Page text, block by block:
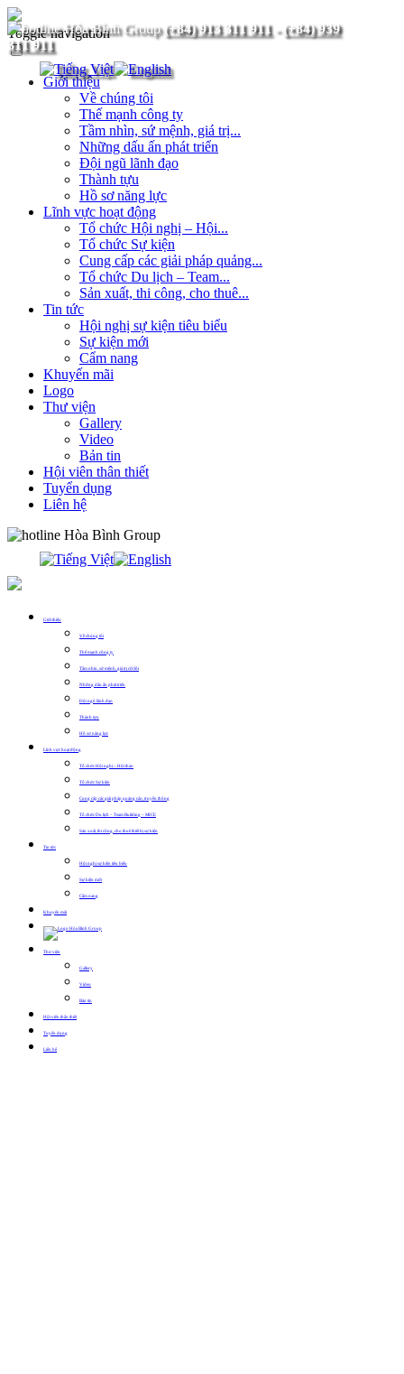
(+84) 913 311 911- (+84) 939
311 911
Toggle navigation
Giới thiệu
Về chúng tôi
Thế mạnh công ty
Tầm nhìn, sứ mệnh, giá trị...
Những dấu ấn phát triển
Đội ngũ lãnh đạo
Thành tựu
Hồ sơ năng lực
Lĩnh vực hoạt động
Tổ chức Hội nghị – Hội...
Tổ chức Sự kiện
Cung cấp các giải pháp quảng...
Tổ chức Du lịch – Team...
Sản xuất, thi công, cho thuê...
Tin tức
Hội nghị sự kiện tiêu biểu
Sự kiện mới
Cẩm nang
Khuyến mãi
Logo
Thư viện
Gallery
Video
Bản tin
Hội viên thân thiết
Tuyển dụng
Liên hệ
Giới thiệu
Về chúng tôi
Thế mạnh công ty
Tầm nhìn, sứ mệnh, giá trị cốt lõi
Những dấu ấn phát triển
Đội ngũ lãnh đạo
Thành tựu
Hồ sơ năng lực
Lĩnh vực hoạt động
Tổ chức Hội nghị – Hội thảo
Tổ chức Sự kiện
Cung cấp các giải pháp quảng cáo, truyền thông
Tổ chức Du lịch – Team Building – MICE
Sản xuất, thi công, cho thuê thiết bị sự kiện
Tin tức
Hội nghị sự kiện tiêu biểu
Sự kiện mới
Cẩm nang
Khuyến mãi
Thư viện
Gallery
Video
Bản tin
Hội viên thân thiết
Tuyển dụng
Liên hệ